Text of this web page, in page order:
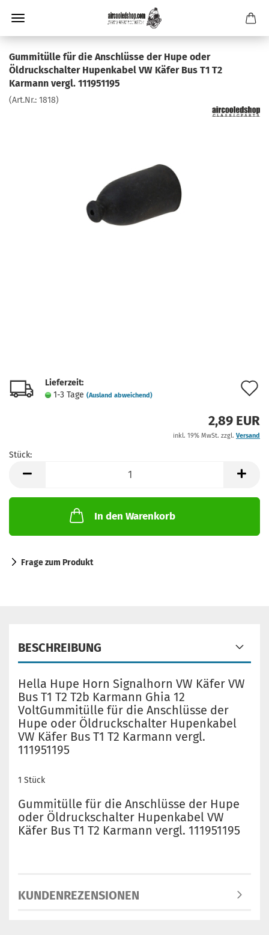
Gummitülle für die Anschlüsse der Hupe oder
Öldruckschalter Hupenkabel VW Käfer Bus T1 T2
Karmann vergl. 111951195
(Art.Nr.: 1818)
Lieferzeit:
1-3 Tage (Ausland abweichend)
2,89 EUR
inkl. 19% MwSt. zzgl. Versand
Stück:
In den Warenkorb
Frage zum Produkt
BESCHREIBUNG
Hella Hupe Horn Signalhorn VW Käfer VW
Bus T1 T2 T2b Karmann Ghia 12
VoltGummitülle für die Anschlüsse der
Hupe oder Öldruckschalter Hupenkabel
VW Käfer Bus T1 T2 Karmann vergl.
111951195
1 Stück
Gummitülle für die Anschlüsse der Hupe
oder Öldruckschalter Hupenkabel VW
Käfer Bus T1 T2 Karmann vergl. 111951195
KUNDENREZENSIONEN